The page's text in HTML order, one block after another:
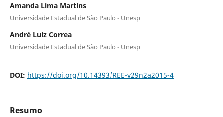
Amanda Lima Martins
Universidade Estadual de São Paulo - Unesp
André Luiz Correa
Universidade Estadual de São Paulo - Unesp
DOI: https://doi.org/10.14393/REE-v29n2a2015-4
Resumo